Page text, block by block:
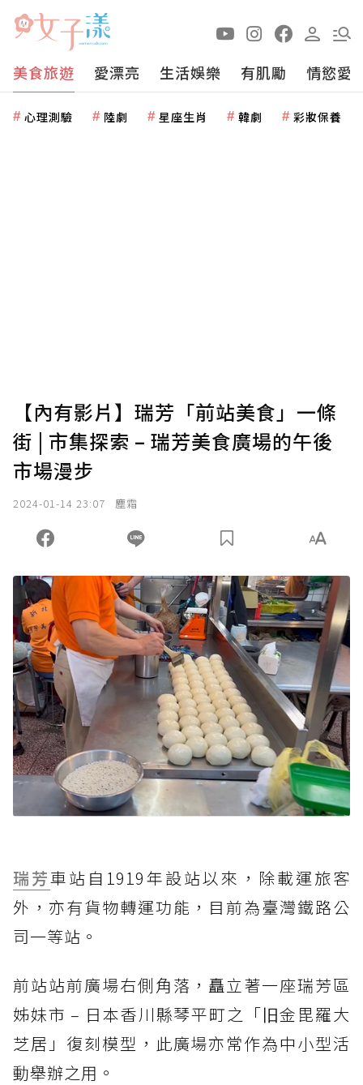
美食旅遊 愛漂亮 生活娛樂 有肌勵 情慾愛
心理測驗 陸劇 星座生肖 韓劇 彩妝保養
【內有影片】瑞芳「前站美食」一條
街 | 市集探索 – 瑞芳美食廣場的午後
市場漫步
2024-01-14 23:07 塵霜
瑞芳車站自1919年設站以來，除載運旅客
外，亦有貨物轉運功能，目前為臺灣鐵路公
司一等站。
前站站前廣場右側角落，矗立著一座瑞芳區
姊妹市 – 日本香川縣琴平町之「旧金毘羅大
芝居」復刻模型，此廣場亦常作為中小型活
動舉辦之用。